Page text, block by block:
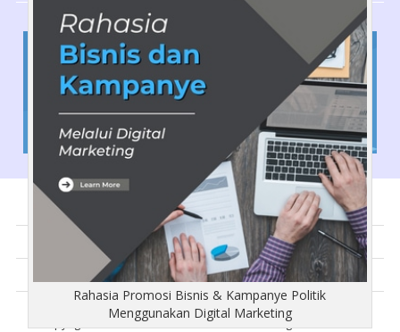
Tentang Kami
Artikel
Disclaimer
Copyright © Busana-Muslimah.com 2018 - All rights reserved
Rahasia Promosi Bisnis & Kampanye Politik
Menggunakan Digital Marketing